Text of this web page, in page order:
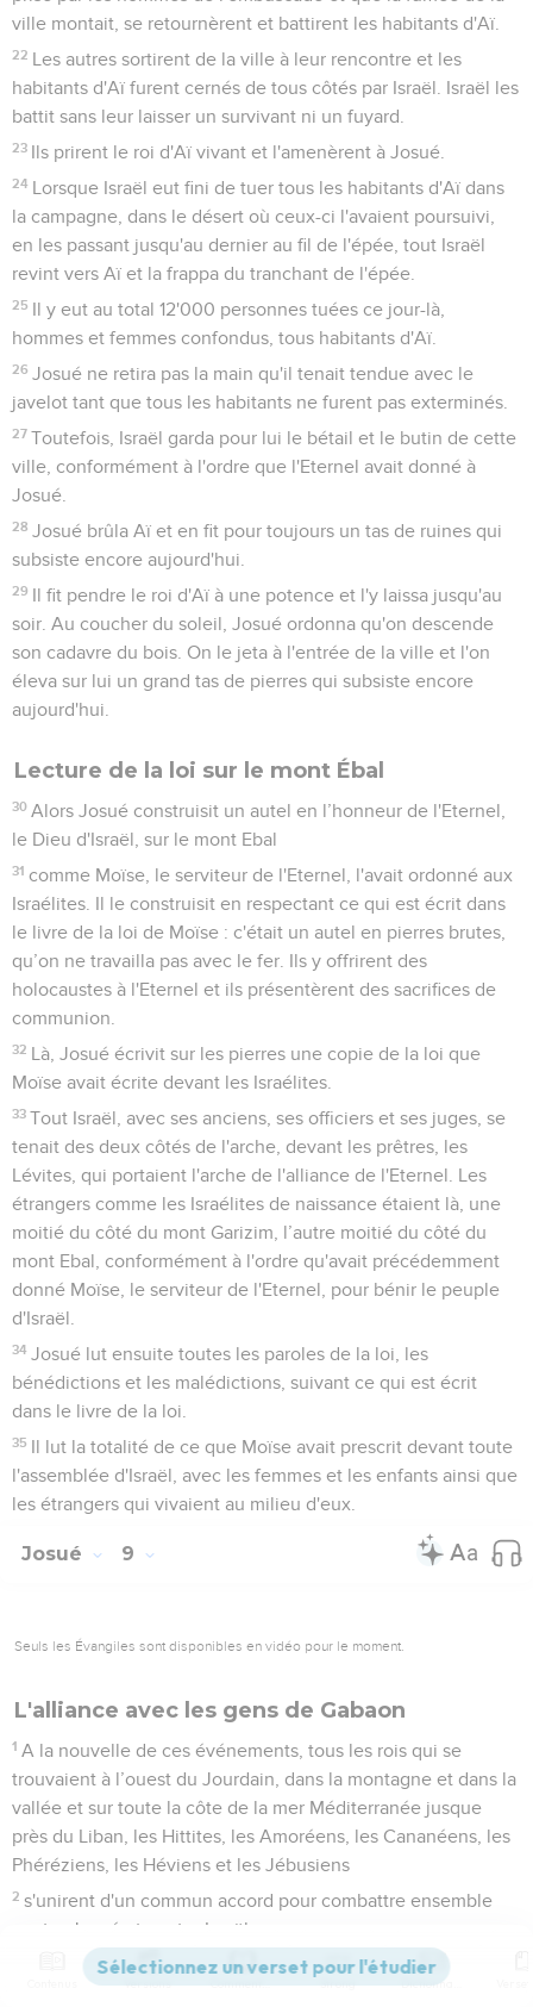
ville montait, se retournèrent et battirent les habitants d'Aï.
22 Les autres sortirent de la ville à leur rencontre et les
habitants d'Aï furent cernés de tous côtés par Israël. Israël les
battit sans leur laisser un survivant ni un fuyard.
23 Ils prirent le roi d'Aï vivant et l'amenèrent à Josué.
24 Lorsque Israël eut fini de tuer tous les habitants d'Aï dans
la campagne, dans le désert où ceux-ci l'avaient poursuivi,
en les passant jusqu'au dernier au fil de l'épée, tout Israël
revint vers Aï et la frappa du tranchant de l'épée.
25 Il y eut au total 12'000 personnes tuées ce jour-là,
hommes et femmes confondus, tous habitants d'Aï.
26 Josué ne retira pas la main qu'il tenait tendue avec le
javelot tant que tous les habitants ne furent pas exterminés.
27 Toutefois, Israël garda pour lui le bétail et le butin de cette
ville, conformément à l'ordre que l'Eternel avait donné à
Josué.
28 Josué brûla Aï et en fit pour toujours un tas de ruines qui
subsiste encore aujourd'hui.
29 Il fit pendre le roi d'Aï à une potence et l'y laissa jusqu'au
soir. Au coucher du soleil, Josué ordonna qu'on descende
son cadavre du bois. On le jeta à l'entrée de la ville et l'on
éleva sur lui un grand tas de pierres qui subsiste encore
aujourd'hui.
Lecture de la loi sur le mont Ébal
30 Alors Josué construisit un autel en l’honneur de l'Eternel,
le Dieu d'Israël, sur le mont Ebal
31 comme Moïse, le serviteur de l'Eternel, l'avait ordonné aux
Israélites. Il le construisit en respectant ce qui est écrit dans
le livre de la loi de Moïse : c'était un autel en pierres brutes,
qu’on ne travailla pas avec le fer. Ils y offrirent des
holocaustes à l'Eternel et ils présentèrent des sacrifices de
communion.
32 Là, Josué écrivit sur les pierres une copie de la loi que
Moïse avait écrite devant les Israélites.
33 Tout Israël, avec ses anciens, ses officiers et ses juges, se
tenait des deux côtés de l'arche, devant les prêtres, les
Lévites, qui portaient l'arche de l'alliance de l'Eternel. Les
étrangers comme les Israélites de naissance étaient là, une
moitié du côté du mont Garizim, l’autre moitié du côté du
mont Ebal, conformément à l'ordre qu'avait précédemment
donné Moïse, le serviteur de l'Eternel, pour bénir le peuple
d'Israël.
34 Josué lut ensuite toutes les paroles de la loi, les
bénédictions et les malédictions, suivant ce qui est écrit
dans le livre de la loi.
35 Il lut la totalité de ce que Moïse avait prescrit devant toute
l'assemblée d'Israël, avec les femmes et les enfants ainsi que
les étrangers qui vivaient au milieu d'eux.
Josué 9
Seuls les Évangiles sont disponibles en vidéo pour le moment.
L'alliance avec les gens de Gabaon
1 A la nouvelle de ces événements, tous les rois qui se
trouvaient à l’ouest du Jourdain, dans la montagne et dans la
vallée et sur toute la côte de la mer Méditerranée jusque
près du Liban, les Hittites, les Amoréens, les Cananéens, les
Phéréziens, les Héviens et les Jébusiens
2 s'unirent d'un commun accord pour combattre ensemble
contre Josué et contre Israël.
Les habitants de Gabaon, de leur côté, lorsqu'ils apprirent
Versions Commentaires Strong